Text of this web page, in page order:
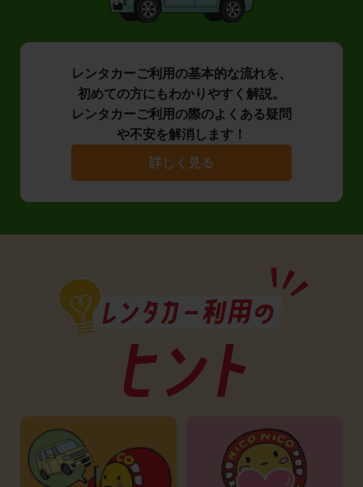
レンタカーご利用の基本的な流れを、
初めての方にもわかりやすく解説。
レンタカーご利用の際のよくある疑問
や不安を解消します！
詳しく見る